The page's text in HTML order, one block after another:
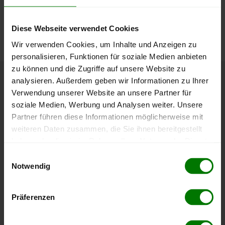
Diese Webseite verwendet Cookies
Wir verwenden Cookies, um Inhalte und Anzeigen zu
personalisieren, Funktionen für soziale Medien anbieten
zu können und die Zugriffe auf unsere Website zu
analysieren. Außerdem geben wir Informationen zu Ihrer
Verwendung unserer Website an unsere Partner für
soziale Medien, Werbung und Analysen weiter. Unsere
Partner führen diese Informationen möglicherweise mit
weiteren Daten zusammen, die Sie ihnen bereitgestellt
Notwendig
Präferenzen
nachvollziehen.
Höchst- und Tiefststände der
Pelletspreise in Eggersdorf bei Graz
Die Tabelle zeigt dieHöchst- und Tiefststände der